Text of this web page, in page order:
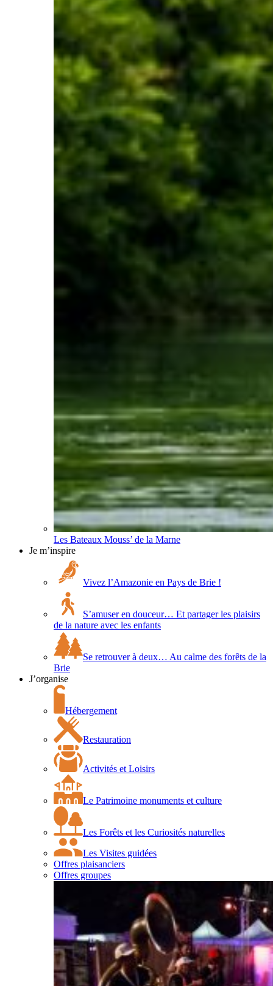
Les Bateaux Mouss’ de la Marne
Je m’inspire
Vivez l’Amazonie en Pays de Brie !
S’amuser en douceur… Et partager les plaisirs
de la nature avec les enfants
Se retrouver à deux… Au calme des forêts de la
Brie
J’organise
Hébergement
Restauration
Activités et Loisirs
Le Patrimoine monuments et culture
Les Forêts et les Curiosités naturelles
Les Visites guidées
Offres plaisanciers
Offres groupes